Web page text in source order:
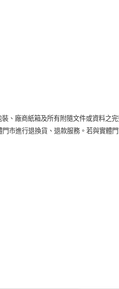
、廠商紙箱及所有附隨文件或資料之完
市進行退換貨、退款服務。若與實體